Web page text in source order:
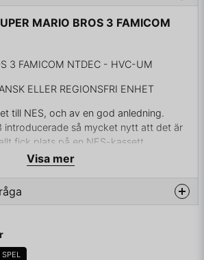
MARIO BROS 3 FAMICOM
3 FAMICOM NTDEC - HVC-UM
ELLER REGIONSFRI ENHET
till NES, och av en god anledning.
introducerade så mycket nytt att det är
fick plats på en NES-kassett.
Chain Chomber, Bowsers barn...
Mario-spelet? Det är det många
det här spelet lärde sig Mario att flyga,
Bros. 3 som kartskärmen tillfördes.
Visa mer
om denna produkten...
SPEL